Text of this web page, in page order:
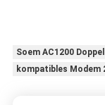
Soem AC1200
kompatibles Modem